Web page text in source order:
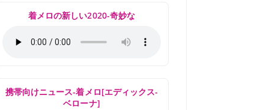
着メロの新しい2020-奇妙な
携帯向けニュース-着メロ[エディックス-
ベローナ]